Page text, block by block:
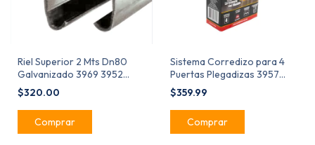
Riel Superior 2 Mts Dn80
Galvanizado 3969 3952
3956 3957
$320.00
Sistema Corredizo para 4
Puertas Plegadizas 3957
Handyhome
$359.99